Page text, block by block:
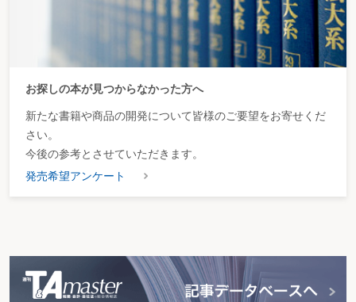
お探しの本が見つからなかった方へ
新たな書籍や商品の開発について皆様のご要望をお寄せくだ
さい。
今後の参考とさせていただきます。
発売希望アンケート